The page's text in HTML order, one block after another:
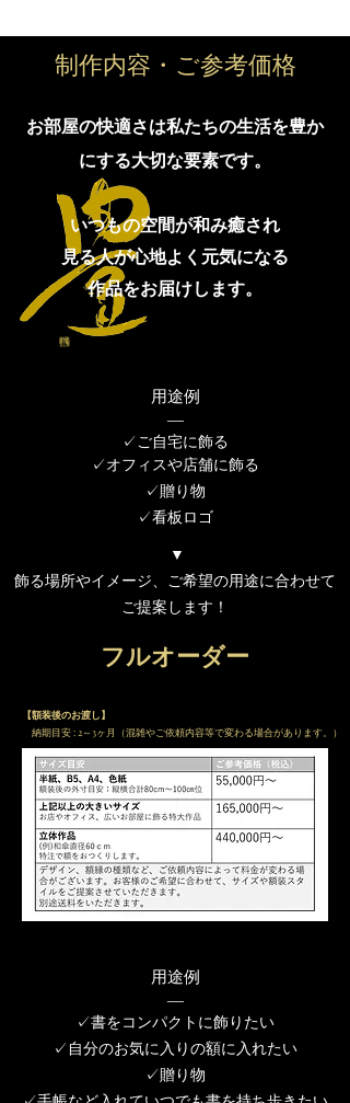
​制作内容・ご参考価格
お部屋の快適さは私たちの生活を豊か
にする大切な要素です。
いつもの空間が和み癒され
見る人が心地よく元気になる
作品をお届けします。
用途例
​―
✓ご自宅に飾る
✓オフィスや店舗に飾る​
✓贈り物
✓看板ロゴ
▼
飾る場所やイメージ、ご希望の用途に合わせて
ご提案します！
​フルオーダー
【額装後のお渡し】
納期目安 : 2～3ヶ月（混雑やご依頼内容等で変わる場合があります。）
用途例
​―
✓書をコンパクトに飾りたい
✓自分のお気に入りの額に入れたい
✓贈り物